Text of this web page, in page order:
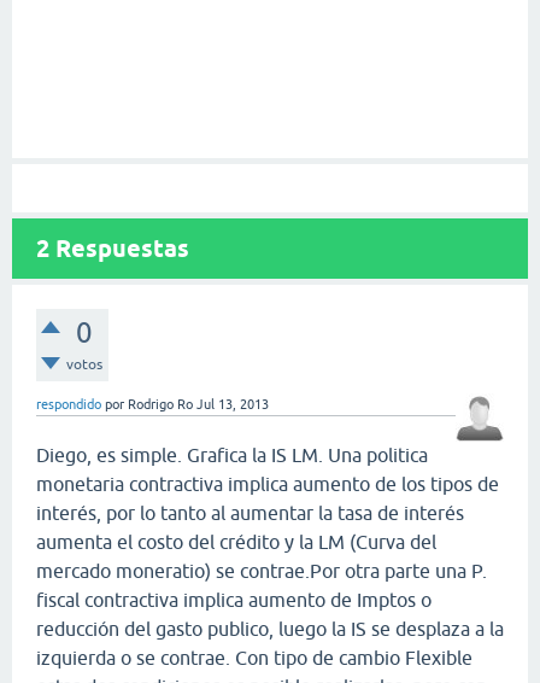
2 Respuestas
0
votos
respondido por Rodrigo Ro Jul 13, 2013
Diego, es simple. Grafica la IS LM. Una politica
monetaria contractiva implica aumento de los tipos de
interés, por lo tanto al aumentar la tasa de interés
aumenta el costo del crédito y la LM (Curva del
mercado moneratio) se contrae.Por otra parte una P.
fiscal contractiva implica aumento de Imptos o
reducción del gasto publico, luego la IS se desplaza a la
izquierda o se contrae. Con tipo de cambio Flexible